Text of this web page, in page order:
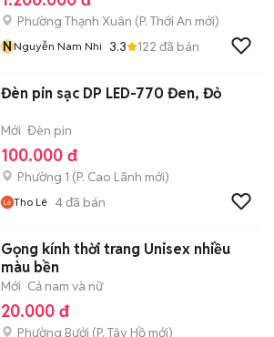
Phường Thạnh Xuân (P. Thới An mới)
NNguyễn Nam Nhi 3.3 122 đã bán
Đèn pin sạc DP LED-770 Đen, Đỏ
Mới Đèn pin
100.000 đ
Phường 1 (P. Cao Lãnh mới)
Tho Lê 4đã bán
Gọng kính thời trang Unisex nhiều
màu bền
Mới Cả nam và nữ
20.000 đ
Phường Bưởi (P. Tây Hồ mới)